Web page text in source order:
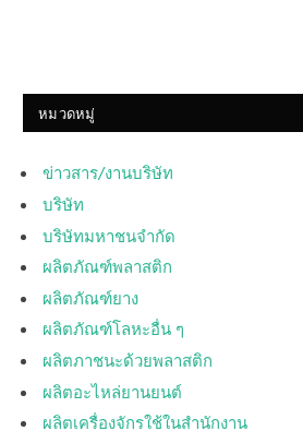
หมวดหมู่
ข่าวสาร/งานบริษัท
บริษัท
บริษัทมหาชนจำกัด
ผลิตภัณฑ์พลาสติก
ผลิตภัณฑ์ยาง
ผลิตภัณฑ์โลหะอื่น ๆ
ผลิตภาชนะด้วยพลาสติก
ผลิตอะไหล่ยานยนต์
ผลิตเครื่องจักรใช้ในสำนักงาน